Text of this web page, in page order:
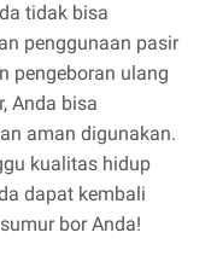
tidak bisa
penggunaan pasir
pengeboran ulang
Anda bisa
aman digunakan.
kualitas hidup
dapat kembali
bor Anda!